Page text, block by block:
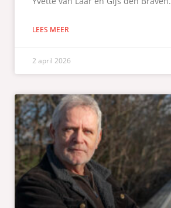
LEES MEER
2 april 2026